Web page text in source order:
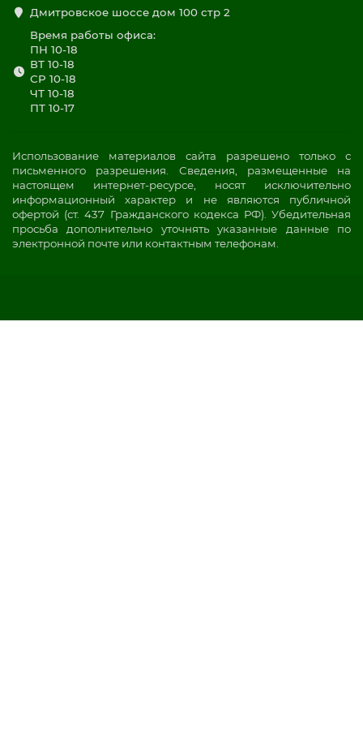
Дмитровское шоссе дом 100 стр 2
Время работы офиса:
ПН 10-18
ВТ 10-18
СР 10-18
ЧТ 10-18
ПТ 10-17
Использование материалов сайта разрешено только с
письменного разрешения. Сведения, размещенные на
настоящем интернет-ресурсе, носят исключительно
информационный характер и не являются публичной
офертой (ст. 437 Гражданского кодекса РФ). Убедительная
просьба дополнительно уточнять указанные данные по
электронной почте или контактным телефонам.